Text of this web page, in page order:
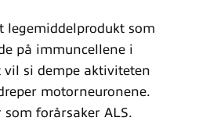
som
på immuncellene i
vil si dempe aktiviteten
motorneuronene.
som forårsaker ALS.